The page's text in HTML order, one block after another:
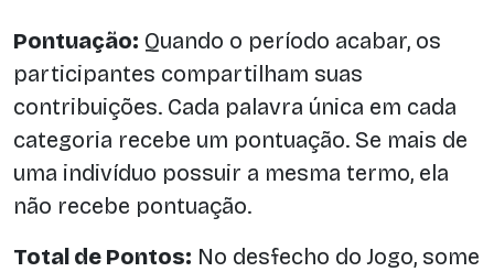
Pontuação: Quando o período acabar, os
participantes compartilham suas
contribuições. Cada palavra única em cada
categoria recebe um pontuação. Se mais de
uma indivíduo possuir a mesma termo, ela
não recebe pontuação.
Total de Pontos: No desfecho do Jogo, some